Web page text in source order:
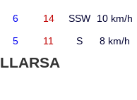
6 14 SSW 10 km/h
5 11 S 8 km/h